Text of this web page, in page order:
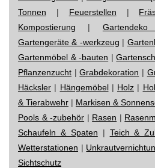
Tonnen | Feuerstellen |
Kompostierung |
Gartengeräte & -werkzeug |
Gartenmöbel & -bauten |
Pflanzenzucht |Grabdekoration |
Häcksler | Hängemöbel| Holz |
& Tierabwehr | Markisen &
Pools & -zubehör | Rasen |
Schaufeln & Spaten | Teich &
Wetterstationen |
Sichtschutz